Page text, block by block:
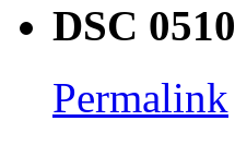
DSC 0510
Permalink